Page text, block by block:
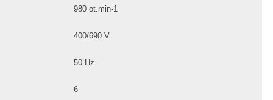
980 ot.min-1
400/690 V
50 Hz
6